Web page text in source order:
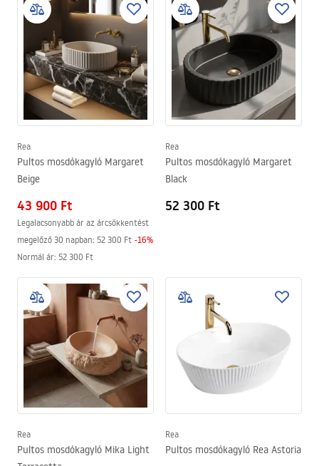
Rea
Pultos mosdókagyló Margaret
Beige
43 900 Ft
Legalacsonyabb ár az árcsökkentést
megelőző 30 napban: 52 300 Ft -16%
Normál ár: 52 300 Ft
Rea
Pultos mosdókagyló Margaret
Black
52 300 Ft
Rea
Pultos mosdókagyló Mika Light
Rea
Pultos mosdókagyló Rea Astoria